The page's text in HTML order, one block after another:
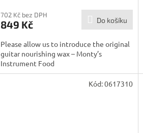
702 Kč bez DPH
849 Kč Do košíku
Please allow us to introduce the original
guitar nourishing wax – Monty’s
Instrument Food
Kód:0617310